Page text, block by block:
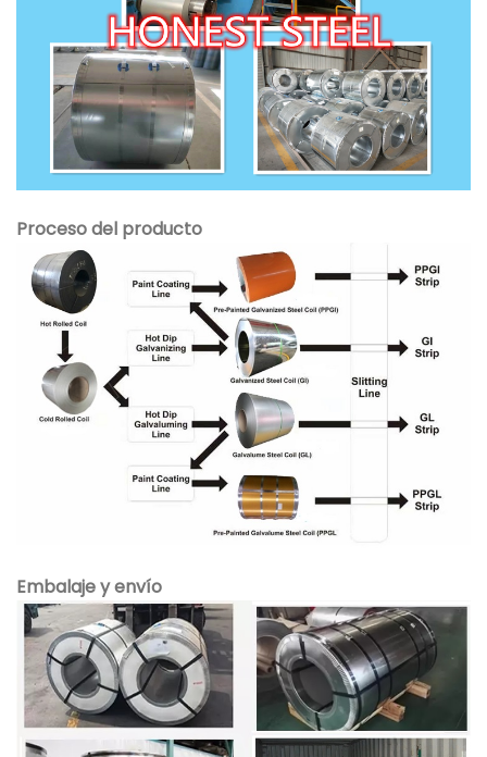
Proceso del producto
Embalaje y envío